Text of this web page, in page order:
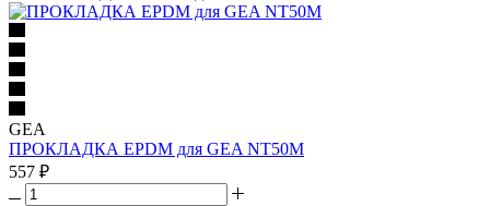
GEA
ПРОКЛАДКА EPDM для GEA NT50M
557 ₽